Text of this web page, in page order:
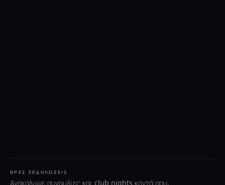
ΒΡΕΣ ΕΚΔΗΛΏΣΕΙΣ
Ανακάλυψε συναυλίες και club nights κοντά σου.